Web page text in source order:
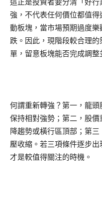
這正是投資者要分清「好
強，不代表任何價位都值
動板塊，當市場預期過度
跌。因此，現階段較合理
單，留意板塊能否完成調整
何謂重新轉強？第一，龍
保持相對強勢；第二，股
降趨勢或橫行區頂部；第
壓收縮。若三項條件逐步
才是較值得關注的時機。